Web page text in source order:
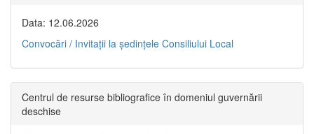
Data: 12.06.2026
Convocări / Invitaţii la şedinţele Consiliului Local
Centrul de resurse bibliografice în domeniul guvernării
deschise